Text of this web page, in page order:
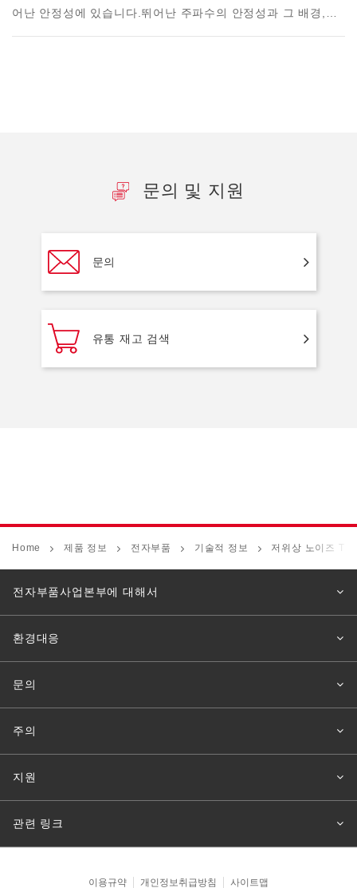
어난 안정성에 있습니다.뛰어난 주파수의 안정성과 그 배경,…
문의 및 지원
문의
유통 재고 검색
Home 제품 정보 전자부품 기술적 정보 저위상 노이즈
전자부품사업본부에 대해서
환경대응
문의
주의
지원
관련 링크
이용규약 개인정보취급방침 사이트맵